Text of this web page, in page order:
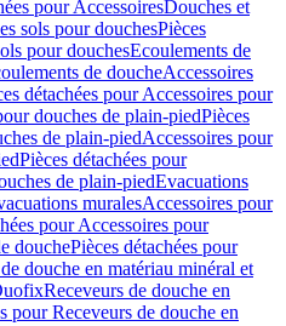
pour AccessoiresDouches et
sols pour douchesPièces
pour douchesEcoulements de
de doucheAccessoires
détachées pour Accessoires pour
douches de plain-piedPièces
de plain-piedAccessoires pour
Pièces détachées pour
de plain-piedEvacuations
muralesAccessoires pour
pour Accessoires pour
douchePièces détachées pour
douche en matériau minéral et
Receveurs de douche en
pour Receveurs de douche en